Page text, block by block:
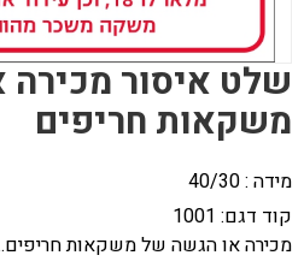
שלט איסור
משקאות חריפים
מידה : 40/30
קוד דגם: 1001
מכירה או הגשה של משקאות